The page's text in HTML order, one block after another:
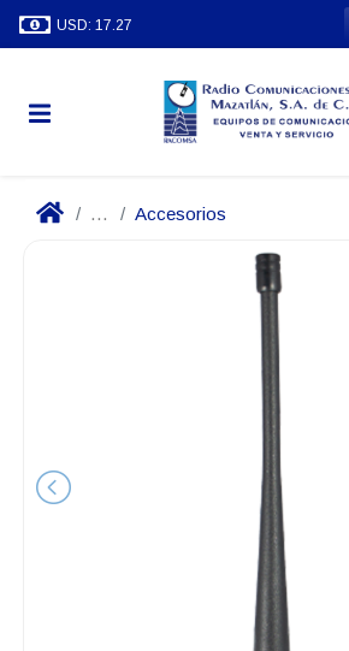
USD: 17.27
... Accesorios